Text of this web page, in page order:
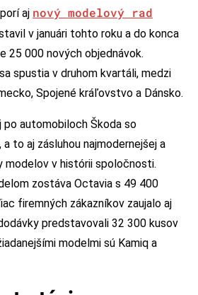
aj nový modelový rad
v januári tohto roku a do konca
25 000 nových objednávok.
spustia v druhom kvartáli, medzi
Spojené kráľovstvo a Dánsko.
automobiloch Škoda so
to aj zásluhou najmodernejšej a
modelov v histórii spoločnosti.
zostáva Octavia s 49 400
firemných zákazníkov zaujalo aj
predstavovali 32 300 kusov
modelmi sú Kamiq a